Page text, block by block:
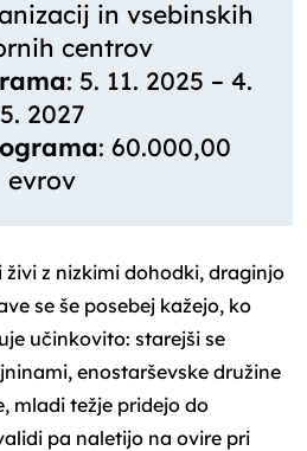
in vsebinskih
centrov
: 5. 11. 2025 – 4.
5. 2027
: 60.000,00
evrov
živi z nizkimi dohodki, draginjo
se še posebej kažejo, ko
učinkovito: starejši se
enostarševske družine
mladi težje pridejo do
pa naletijo na ovire pri